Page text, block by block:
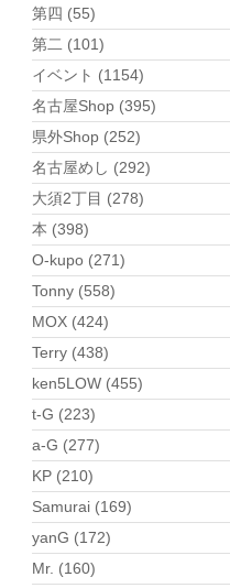
第四 (55)
第二 (101)
イベント (1154)
名古屋Shop (395)
県外Shop (252)
名古屋めし (292)
大須2丁目 (278)
本 (398)
O-kupo (271)
Tonny (558)
MOX (424)
Terry (438)
ken5LOW (455)
t-G (223)
a-G (277)
KP (210)
Samurai (169)
yanG (172)
Mr. (160)